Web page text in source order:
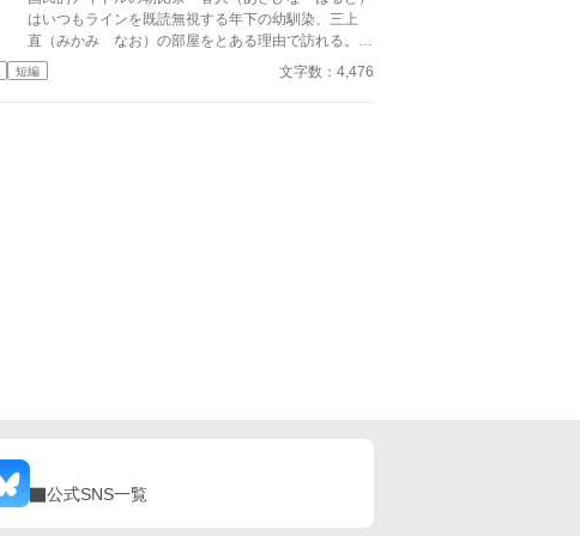
はいつもラインを既読無視する年下の幼馴染、三上
直（みかみ なお）の部屋をとある理由で訪れる。す
ると部屋の中はアイドルのグッズだらけだった、しか
も全部春人の。 『幼馴染の弟ポジジョン×国民的アイ
短編 文字数：4,476
公式SNS一覧